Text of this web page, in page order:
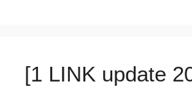
[1 LINK update